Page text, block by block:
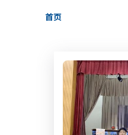
面
屑
首页